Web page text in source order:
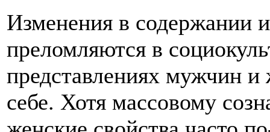
Изменения в содержании
преломляются в
представлениях мужчин
себе. Хотя массовому